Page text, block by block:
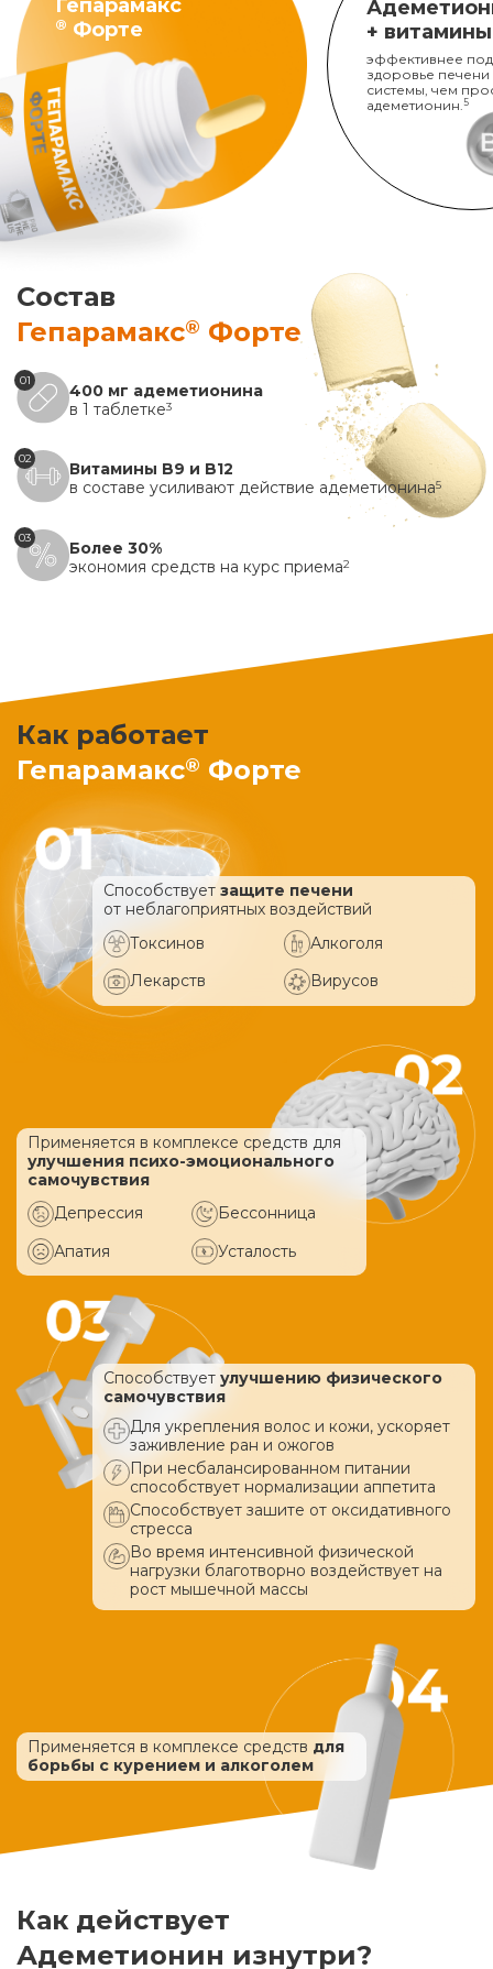
Гепарамакс
® Форте
+
эффективнее
здоровье печени
системы, чем
адеметионин. 5
Состав
Гепарамакс® Форте
01
400 мг адеметионина
в 1 таблетке3
02
Витамины B9 и B12
в составе усиливают действие адеметионина5
03
Более 30%
экономия средств на курс приема2
Как работает
Гепарамакс® Форте
Способствует защите печени
от неблагоприятных воздействий
Токсинов
Алкоголя
Лекарств
Вирусов
Применяется в комплексе средств для
улучшения психо-эмоционального
самочувствия
Депрессия
Бессонница
Апатия
Усталость
Способствует улучшению физического
самочувствия
Для укрепления волос и кожи, ускоряет
заживление ран и ожогов
При несбалансированном питании
способствует нормализации аппетита
Способствует зашите от оксидативного
стресса
Во время интенсивной физической
нагрузки благотворно воздействует на
рост мышечной массы
Применяется в комплексе средств для
борьбы с курением и алкоголем
Как действует
Адеметионин изнутри?